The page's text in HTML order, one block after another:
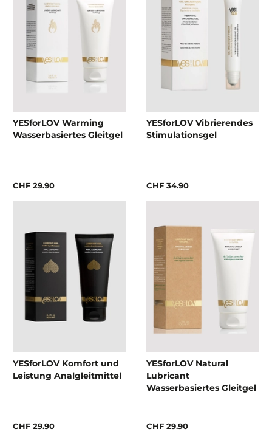
YESforLOV Warming
Wasserbasiertes Gleitgel
CHF 29.90
YESforLOV Vibrierendes
Stimulationsgel
CHF 34.90
YESforLOV Komfort und
Leistung Analgleitmittel
CHF 29.90
YESforLOV Natural
Lubricant
Wasserbasiertes Gleitgel
CHF 29.90